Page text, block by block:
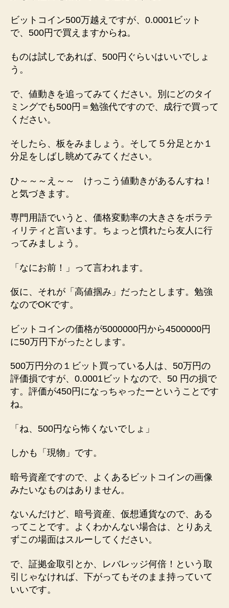
ビットコイン500万越えですが、0.0001ビット
で、500円で買えますからね。
ものは試しであれば、500円ぐらいはいいでしょ
う。
で、値動きを追ってみてください。別にどのタイ
ミングでも500円＝勉強代ですので、成行で買って
ください。
そしたら、板をみましょう。そして５分足とか１
分足をしばし眺めてみてください。
ひ～～～え～～ けっこう値動きがあるんすね！
と気づきます。
専門用語でいうと、価格変動率の大きさをボラテ
ィリティと言います。ちょっと慣れたら友人に行
ってみましょう。
「なにお前！」って言われます。
仮に、それが「高値掴み」だったとします。勉強
なのでOKです。
ビットコインの価格が5000000円から4500000円
に50万円下がったとします。
500万円分の１ビット買っている人は、50万円の
評価損ですが、0.0001ビットなので、50 円の損で
す。評価が450円になっちゃったーということです
ね。
「ね、500円なら怖くないでしょ」
しかも「現物」です。
暗号資産ですので、よくあるビットコインの画像
みたいなものはありません。
ないんだけど、暗号資産、仮想通貨なので、ある
ってことです。よくわかんない場合は、とりあえ
ずこの場面はスルーしてください。
で、証拠金取引とか、レバレッジ何倍！という取
引じゃなければ、下がってもそのまま持っていて
いいです。